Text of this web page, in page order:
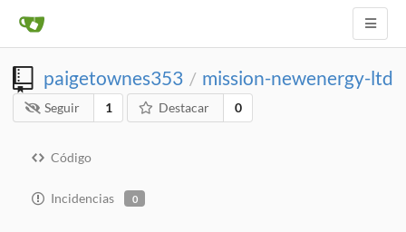
paigetownes353 / mission-newenergy-ltd
Seguir 1 Destacar 0
Código
Incidencias 0